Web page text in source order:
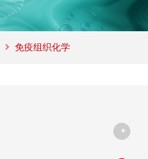
免疫组织化学